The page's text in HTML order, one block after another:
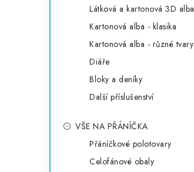
Látková a kartonová 3D alba
Kartonová alba - klasika
Kartonová alba - různé tvary
Diáře
Bloky a deníky
Další příslušenství
VŠE NA PŘÁNÍČKA
Přáníčkové polotovary
Celofánové obaly